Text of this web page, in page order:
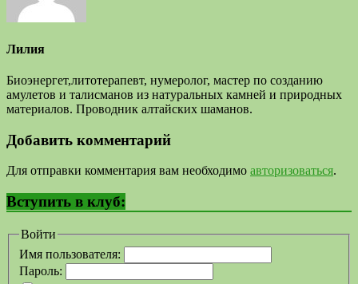
Лилия
Биоэнергет,литотерапевт, нумеролог, мастер по созданию
амулетов и талисманов из натуральных камней и природных
материалов. Проводник алтайских шаманов.
Добавить комментарий
Для отправки комментария вам необходимо авторизоваться.
Вступить в клуб:
Войти
Имя пользователя:
Пароль: